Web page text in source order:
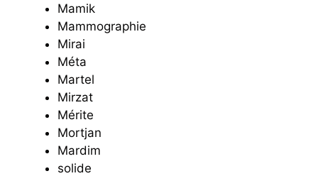
Mamik
Mammographie
Mirai
Méta
Martel
Mirzat
Mérite
Mortjan
Mardim
solide